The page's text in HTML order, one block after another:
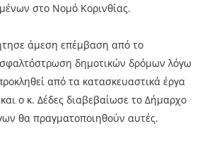
στο Νομό Κορινθίας.
άμεση επέμβαση από το
δημοτικών δρόμων λόγω
από τα κατασκευαστικά έργα
ο κ. Δέδες διαβεβαίωσε το Δήμαρχο
θα πραγματοποιηθούν αυτές.